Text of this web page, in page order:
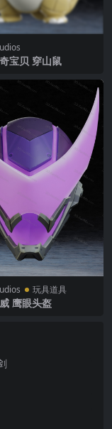
宝贝 穿山鼠
玩具道具
鹰眼头盔